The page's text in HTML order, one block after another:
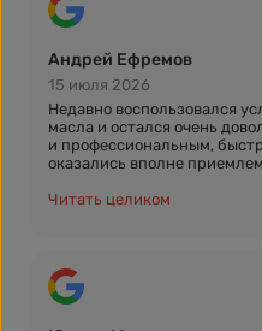
Андрей Ефремов
15 июля 2026
Недавно воспользовался
масла и остался очень
и профессиональным,
оказались вполне
время и надежность!
Читать целиком